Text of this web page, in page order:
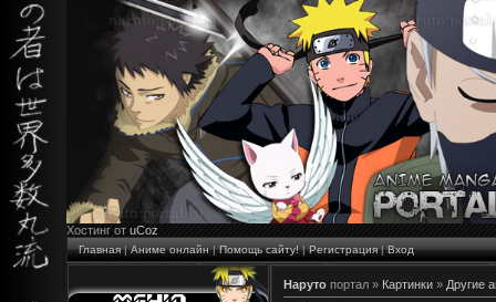
Хостинг от uCoz
Главная|Аниме онлайн|Помощь сайту!|Регистрация|Вход
Наруто портал » Картинки » Другие